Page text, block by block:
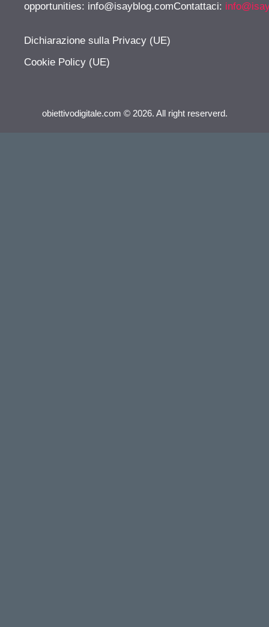
opportunities: info@isayblog.comContattaci:
Dichiarazione sulla Privacy (UE)
Cookie Policy (UE)
obiettivodigitale.com © 2026. All right reserverd.